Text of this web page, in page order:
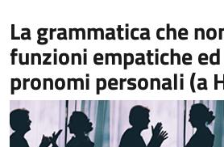
La grammatica che
funzioni empatiche
pronomi personali (a